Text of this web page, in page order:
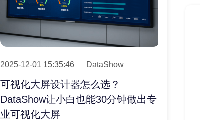
2025-12-01 15:35:46 DataShow
可视化大屏设计器怎么选？
DataShow让小白也能30分钟做出专
业可视化大屏